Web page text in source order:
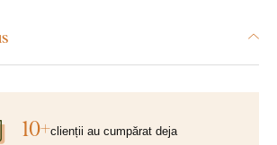
10+clienții au cumpărat deja